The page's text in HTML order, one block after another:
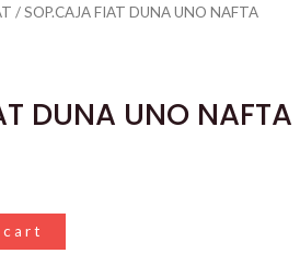
/ SOP.CAJA FIAT DUNA UNO NAFTA
DUNA UNO NAFTA